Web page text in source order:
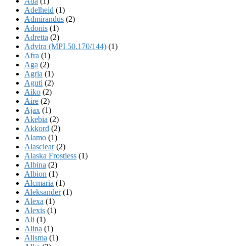
Adelheid (1)
Admirandus (2)
Adonis (1)
Adretta (2)
Advira (MPI 50.170/144) (1)
Afra (1)
Aga (2)
Agria (1)
Aguti (2)
Aiko (2)
Aire (2)
Ajax (1)
Akebia (2)
Akkord (2)
Alamo (1)
Alasclear(2)
Alaska Frostless (1)
Albina (2)
Albion (1)
Alcmaria (1)
Aleksander(1)
Alexa (1)
Alexis (1)
Ali (1)
Alina (1)
Alisma (1)